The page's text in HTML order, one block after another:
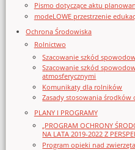
Pismo dotyczące aktu
modeLOWE przestrzenie
Ochrona Środowiska
Rolnictwo
Szacowanie szkód
Szacowanie szkód
atmosferycznymi
Komunikaty dla rolników
Zasady stosowania środków
PLANY I PROGRAMY
„PROGRAM OCHRONY
NA LATA 2019-2022 Z
Program opieki nad